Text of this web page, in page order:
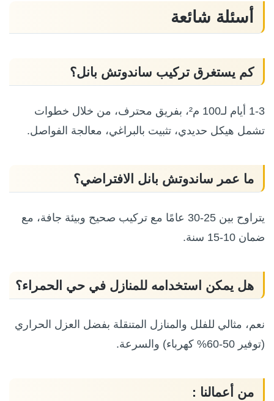
أسئلة شائعة
كم يستغرق تركيب ساندوتش بانل؟
1-3 أيام لـ100 م²، بفريق محترف، من خلال خطوات
تشمل هيكل حديدي، تثبيت بالبراغي، معالجة الفواصل.
ما عمر ساندوتش بانل الافتراضي؟
يتراوح بين 25-30 عامًا مع تركيب صحيح وبيئة جافة، مع
ضمان 10-15 سنة.
هل يمكن استخدامه للمنازل في حي الحمراء؟
نعم، مثالي للفلل والمنازل المتنقلة بفضل العزل الحراري
(توفير 50-60% كهرباء) والسرعة.
من أعمالنا :